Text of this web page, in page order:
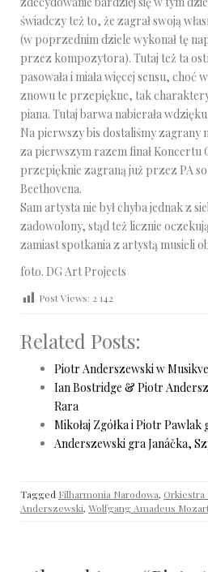
świadczy też to, że zagrał swoją
(w poprzednim dziele wykonał tę
przez kompozytora). Tutaj też ta
pasowała i miała więcej sensu, choć
znowu te przepiękne, tak
piana. Tutaj barwa nabierała
Na pierwszy bis dostaliśmy zagrany
za pierwszym razem finał Koncertu
przepięknie zagraną już przez PA
Beethovena.
Sam artysta nie był chyba jednak z
zadowolony, stąd też licznie
zamiast spotkania z artystą musieli
foto. DG Art Projects
Post Views: 2 142
Related Posts:
Piotr Anderszewski w
Ian Bostridge & Piotr
Rara
Mikołaj Zgółka i Piotr Pawlak
Anderszewski gra Janáčka,
Tagged Filharmonia Narodowa, Orkiestra
Anderszewski, Wolfgang Amadeus Mozart